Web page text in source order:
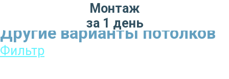
Монтаж
за 1 день
Фильтр
Другие варианты потолков